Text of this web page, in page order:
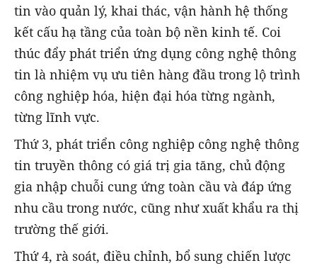
tin vào quản lý, khai thác, vận hành hệ thống
kết cấu hạ tầng của toàn bộ nền kinh tế. Coi
thúc đẩy phát triển ứng dụng công nghệ thông
tin là nhiệm vụ ưu tiên hàng đầu trong lộ trình
công nghiệp hóa, hiện đại hóa từng ngành,
từng lĩnh vực.
Thứ 3, phát triển công nghiệp công nghệ thông
tin truyền thông có giá trị gia tăng, chủ động
gia nhập chuỗi cung ứng toàn cầu và đáp ứng
nhu cầu trong nước, cũng như xuất khẩu ra thị
trường thế giới.
Thứ 4, rà soát, điều chỉnh, bổ sung chiến lược